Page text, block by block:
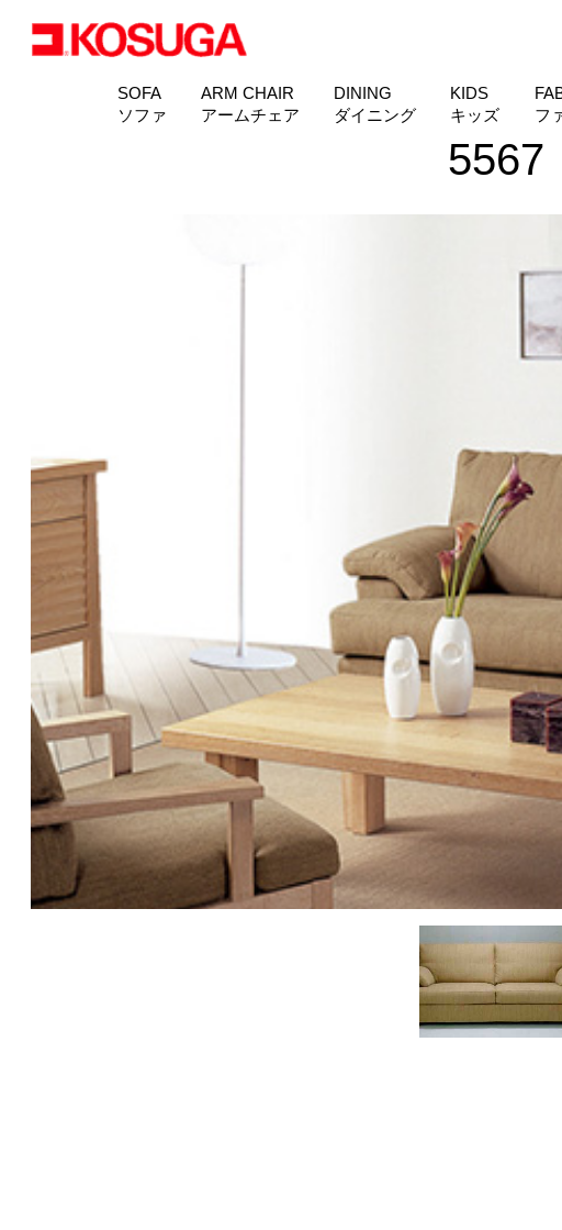
SOFA
ソファ
ARM CHAIR
アームチェア
DINING
ダイニング
KIDS
キッズ
フ
5567